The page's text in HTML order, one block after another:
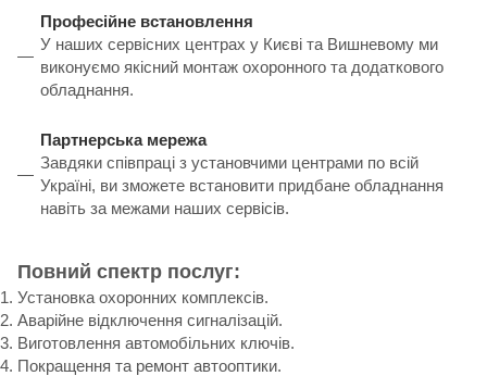
Професійне встановлення
У наших сервісних центрах у Києві та Вишневому ми
виконуємо якісний монтаж охоронного та додаткового
обладнання.
Партнерська мережа
Завдяки співпраці з установчими центрами по всій
Україні, ви зможете встановити придбане обладнання
навіть за межами наших сервісів.
Повний спектр послуг:
Установка охоронних комплексів.
Аварійне відключення сигналізацій.
Виготовлення автомобільних ключів.
Покращення та ремонт автооптики.